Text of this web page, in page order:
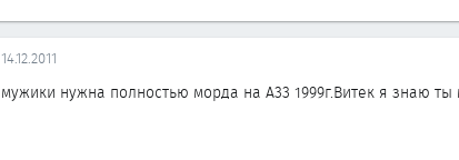
14.12.2011
мужики нужна полностью морда на А33 1999г.Витек я знаю